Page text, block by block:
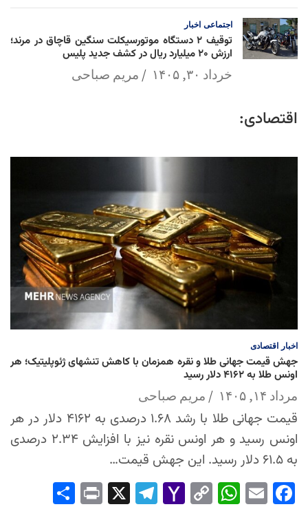
اجتماعی اخبار
توقیف ۲ دستگاه موتورسیکلت سنگین قاچاق در مرند؛
ارزش ۲۰ میلیارد ریال در کشف جدید پلیس
خرداد ۳۰, ۱۴۰۵ مریم صباحی
اقتصادی:
اخبار اقتصادی
جهش قیمت جهانی طلا و نقره همزمان با کاهش تنشهای ژئوپلیتیک؛ هر
اونس طلا به ۴۱۶۲ دلار رسید
مرداد ۱۴, ۱۴۰۵ مریم صباحی
قیمت جهانی طلا با رشد ۱.۶۸ درصدی به ۴۱۶۲ دلار در هر
اونس رسید و هر اونس نقره نیز با افزایش ۲.۳۴ درصدی
به ۶۱.۵ دلار رسید. این جهش قیمت…
Fac
Em
Wh
Co
Yah
Tel
Pri